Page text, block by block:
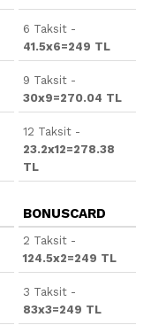
6 Taksit -
41.5x6=249 TL
9 Taksit -
30x9=270.04 TL
12 Taksit -
23.2x12=278.38
TL
BONUSCARD
2 Taksit -
124.5x2=249 TL
3 Taksit -
83x3=249 TL